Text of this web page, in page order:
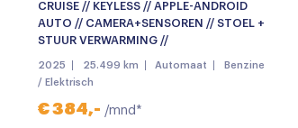
CRUISE // KEYLESS // APPLE-ANDROID
AUTO // CAMERA+SENSOREN // STOEL +
STUUR VERWARMING //
2025 25.499 km Automaat
Benzine
/ Elektrisch
€ 384,- /mnd*